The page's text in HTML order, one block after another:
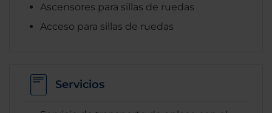
Ascensores para sillas de ruedas
Acceso para sillas de ruedas
Servicios